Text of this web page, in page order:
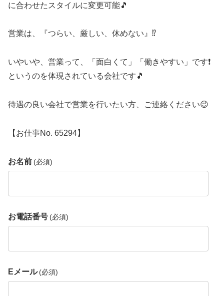
に合わせたスタイルに変更可能🎵
営業は、『つらい、厳しい、休めない』⁉️
いやいや、営業って、「面白くて」「働きやすい」です❗
というのを体現されている会社です🎵
待遇の良い会社で営業を行いたい方、ご連絡ください😉
【お仕事No. 65294】
お名前 (必須)
お電話番号 (必須)
Eメール (必須)